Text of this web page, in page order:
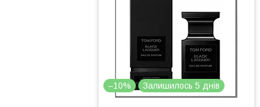
–10% Залишилось 5 днів